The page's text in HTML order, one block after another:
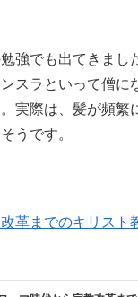
強でも出てきまし
スラといって僧に
実際は、髪が頻繁
うです。
革までのキリスト